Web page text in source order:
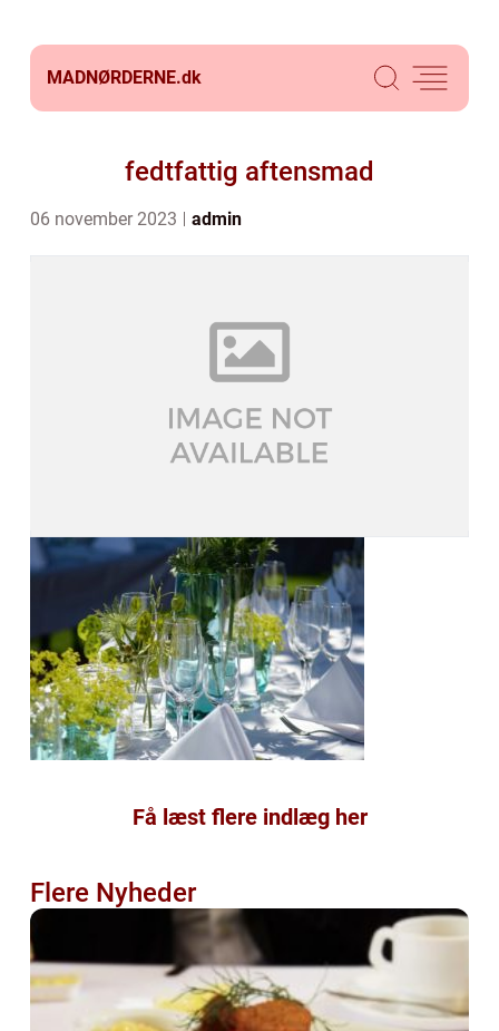
MADNØRDERNE.dk
fedtfattig aftensmad
06 november 2023 admin
Få læst flere indlæg her
Flere Nyheder